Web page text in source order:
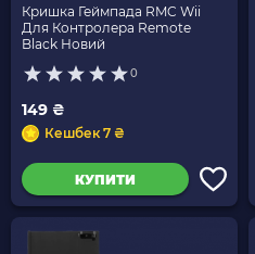
Кришка Геймпада RMC Wii
Для Контролера Remote
Black Новий
0
149 ₴
Кешбек 7 ₴
КУПИТИ